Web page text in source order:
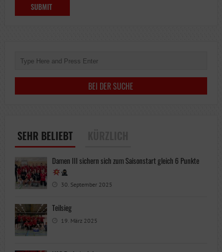
SEHR BELIEBT
Damen III sichern sich zum Saisonstart gleich 6 Punkte
30. September 2025
Teilsieg
19. März 2025